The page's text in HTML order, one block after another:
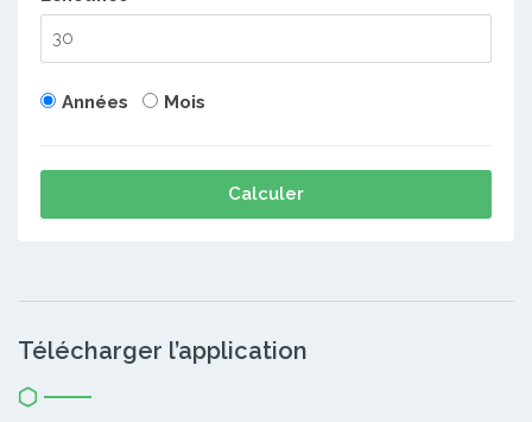
Années Mois
Calculer
Télécharger l’application